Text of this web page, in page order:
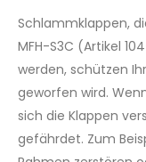
Schlammklappen,
MFH-S3C (Artikel
werden, schützen
geworfen wird.
sich die Klappen
gefährdet. Zum